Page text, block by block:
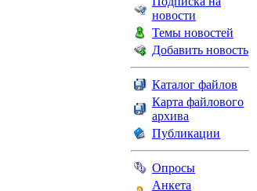
новости
Темы новостей
Добавить новость
Каталог файлов
Карта файлового
архива
Публикации
Опросы
Анкета